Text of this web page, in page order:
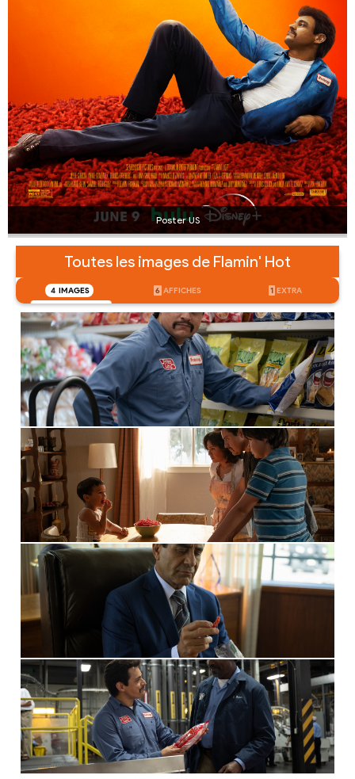
Poster US
Toutes les images de Flamin' Hot
4 IMAGES 6 AFFICHES 1 EXTRA